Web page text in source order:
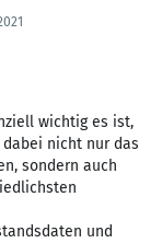
wichtig es ist,
nicht nur das
sondern auch
und